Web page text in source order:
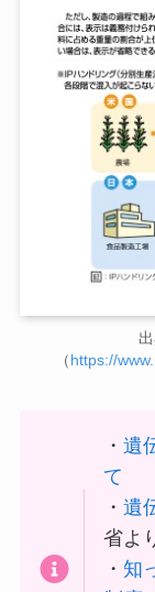
（https://
・遺
て
・遺
省よ
・知